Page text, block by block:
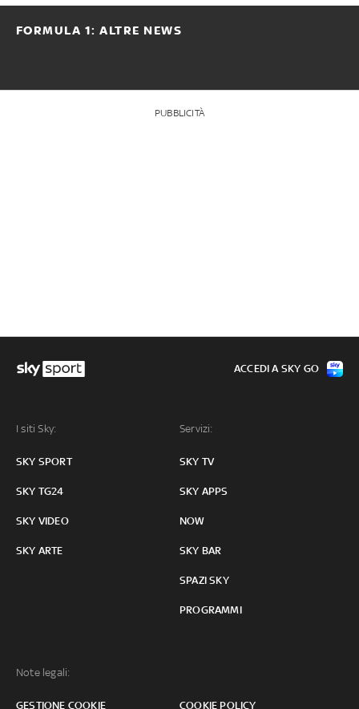
FORMULA 1: ALTRE NEWS
PUBBLICITÀ
I siti Sky:
SKY SPORT
SKY TG24
SKY VIDEO
SKY ARTE
Servizi:
SKY TV
SKY APPS
NOW
SKY BAR
SPAZI SKY
PROGRAMMI
Note legali:
GESTIONE COOKIE COOKIE POLICY
ACCEDI A SKY GO